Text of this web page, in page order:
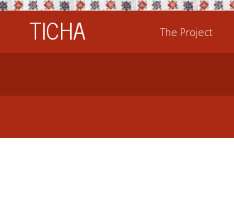
TICHA The Project